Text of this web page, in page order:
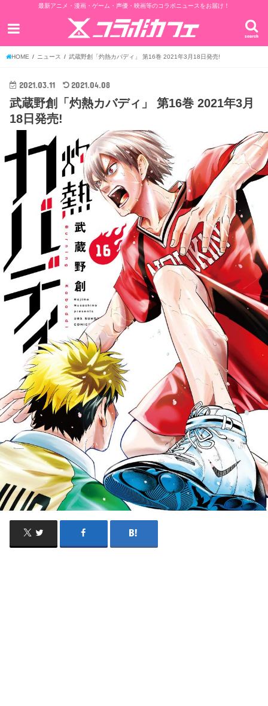
最新アニメ・漫画・ゲーム・声優・映画等のコラボニュースをお届け！
search
HOME ニュース 武蔵野創「灼熱カバディ」 第16巻 2021年3月18日発売!
2021.03.11 2021.04.08
武蔵野創「灼熱カバディ」 第16巻 2021年3月
18日発売!